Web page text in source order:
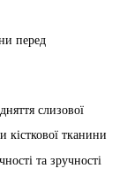
перед
слизової
кісткової тканини
та зручності